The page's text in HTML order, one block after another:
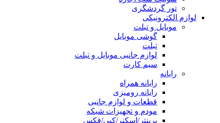
تور گردشگری
لوازم الکترونیکی
موبایل و تبلت
گوشی موبایل
تبلت
لوازم جانبی موبایل و تبلت
سیم کارت
رایانه
رایانه همراه
رایانه رومیزی
قطعات و لوازم جانبی
مودم و تجهیزات شبکه
پرینتر/اسکنر/کپی/فکس